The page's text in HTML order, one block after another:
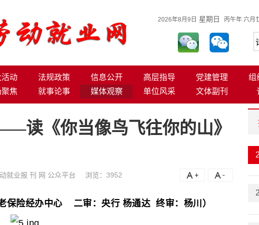
2026年8月9日 星期日 丙午年 六月
活动 法规政策 信息公开 高层指导 党建管理 组
焦 就事论事 媒体观察 单位风采 文体副刊
读《你当像鸟飞往你的山》
就业报 刊 网 公众平台 浏览： 3952
险经办中心 二审：央行 杨通达 终审：杨川）